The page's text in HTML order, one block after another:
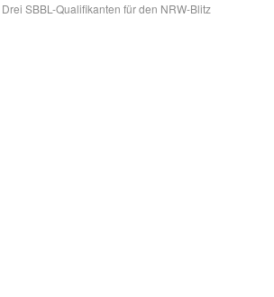
Drei SBBL-Qualifikanten für den NRW-Blitz